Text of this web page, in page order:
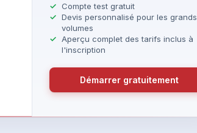
Compte test gratuit
Devis personnalisé pour les grands
volumes
Aperçu complet des tarifs inclus à
l'inscription
Démarrer gratuitement